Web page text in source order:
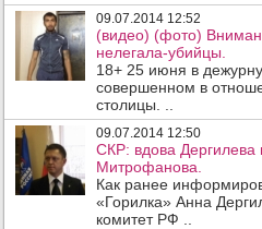
09.07.2014 12:52
(видео) (фото)
нелегала-убийцы.
18+ 25 июня в
совершенном в
столицы. ..
09.07.2014 12:50
СКР: вдова
Митрофанова.
Как ранее
«Горилка» Анна
комитет РФ ..